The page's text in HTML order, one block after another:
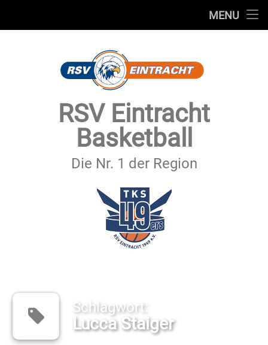
MENU
SECHSTER MANN
IMPRESSUM & DATENSCHUTZ
RSV Eintracht
Basketball
Die Nr. 1 der Region
Schlagwort:
Lucca Staiger